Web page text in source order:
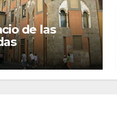
de las